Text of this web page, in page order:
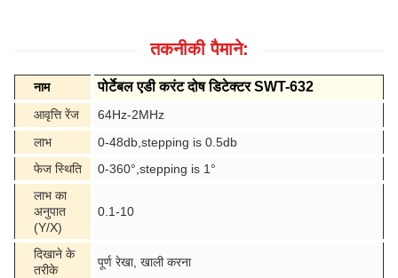
तकनीकी पैमाने:
नाम पोर्टेबल एडी करंट दोष डिटेक्टर SWT-632
आवृत्ति रेंज
64Hz-2MHz
लाभ
0-48db,stepping is 0.5db
फेज स्थिति
0-360°,stepping is 1°
लाभ का
अनुपात
(Y/X)
0.1-10
दिखाने के
तरीके
पूर्ण रेखा, खाली करना